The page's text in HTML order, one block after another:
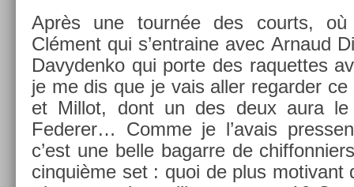
Après une tournée des co­urts,
Clément qui s’entraine avec Ar­naud
Davyden­ko qui porte des raquet­tes
je me dis que je vais aller re­gard­er ce
et Mil­lot, dont un des deux aura le
Feder­er… Comme je l’avais
c’est une belle bagar­re de
cin­quiè­me set : quoi de plus motivant